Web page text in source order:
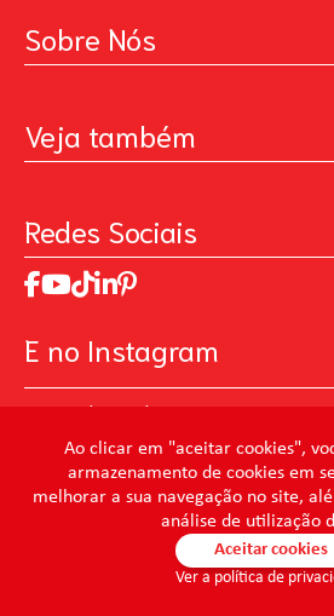
Ao clicar em "aceitar cookies",
armazenamento de cookies em
melhorar a sua navegação no site,
análise de utilização
Aceitar cookies
Ver a política de
Sobre Nós
Contato
Trabalhe Conosco
Relatório de Sustentabilidade 2025
Código de ética
Acionistas
Prevenir Não Dói
Veja também
Pintando o Futuro
MasterChef
Art Of Love
Seja um distribuidor de Limpeza
Redes Sociais
E no Instagram
@condorbeleza
@condorlimpeza
@condorhigienebucal
@condorpinturaimobiliaria
@condorpinturaartistica